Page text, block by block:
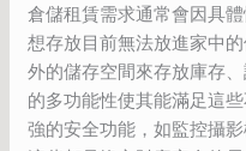
倉儲租賃需求通常會因具
想存放目前無法放進家中
外的儲存空間來存放庫存
的多功能性使其能滿足這
強的安全功能，如監控攝